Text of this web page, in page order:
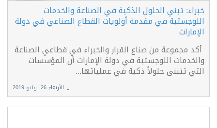
خبراء: تبني الحلول الذكية في الصناعة والخدمات
اللوجستية في مقدمة أولويات القطاع الصناعي في دولة
الإمارات
أكد مجموعة من صناع القرار والخبراء في قطاعي الصناعة
والخدمات اللوجستية في دولة الإمارات أن المؤسسات
التي تتبنى حلولاً ذكية في عملياتها...
الأربعاء 26 يونيو 2019